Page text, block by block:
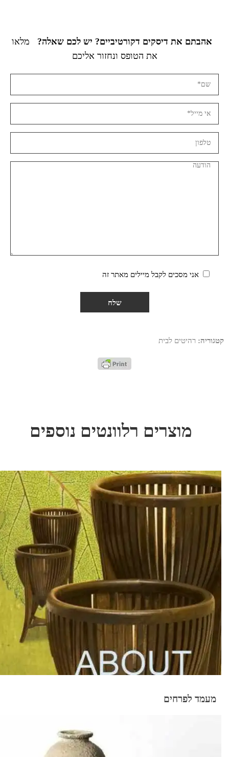
אהבתם את דיסקים דקורטיביים? יש לכם שאלה?
מלאו
את הטופס ונחזור אליכם
אני מסכים לקבל מיילים מאתר זה
קטגוריה: רהיטים לבית
מוצרים רלוונטים נוספים
מעמד לפרחים